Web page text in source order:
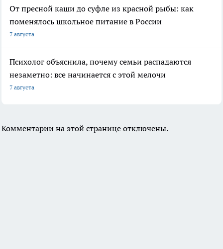
От пресной каши до суфле из красной рыбы: как
поменялось школьное питание в России
7 августа
Психолог объяснила, почему семьи распадаются
незаметно: все начинается с этой мелочи
7 августа
Комментарии на этой странице отключены.